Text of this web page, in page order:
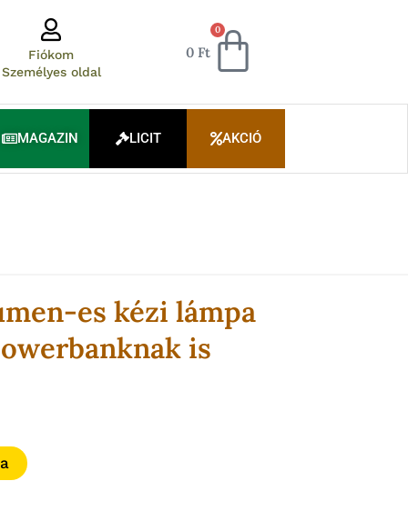
Fiókom
Személyes oldal
0 Ft
0
Kosár
MAGAZIN LICIT AKCIÓ
es kézi lámpa
is